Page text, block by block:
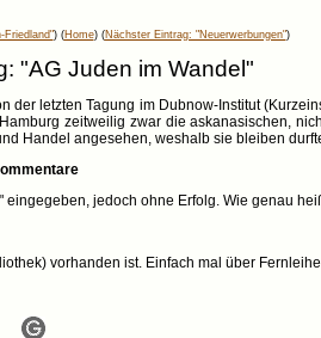
Friedland") (Home) (Nächster Eintrag: "Neuerwerbungen")
"AG Juden im Wandel"
der letzten Tagung im Dubnow-Institut
zeitweilig zwar die askanasischen,
Handel angesehen, weshalb sie bleiben
jedoch ohne Erfolg. Wie genau
vorhanden ist. Einfach mal über